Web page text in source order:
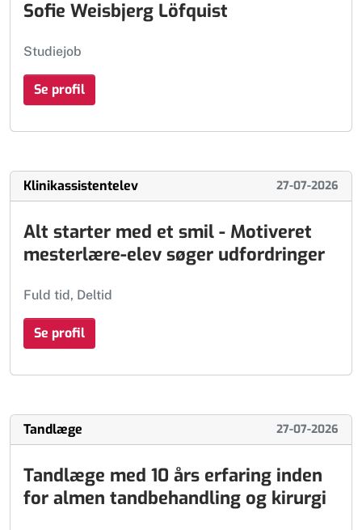
Sofie Weisbjerg Löfquist
Studiejob
Se profil
Klinikassistentelev 27-07-2026
Alt starter med et smil - Motiveret
mesterlære-elev søger udfordringer
Fuld tid, Deltid
Se profil
Tandlæge 27-07-2026
Tandlæge med 10 års erfaring inden
for almen tandbehandling og kirurgi